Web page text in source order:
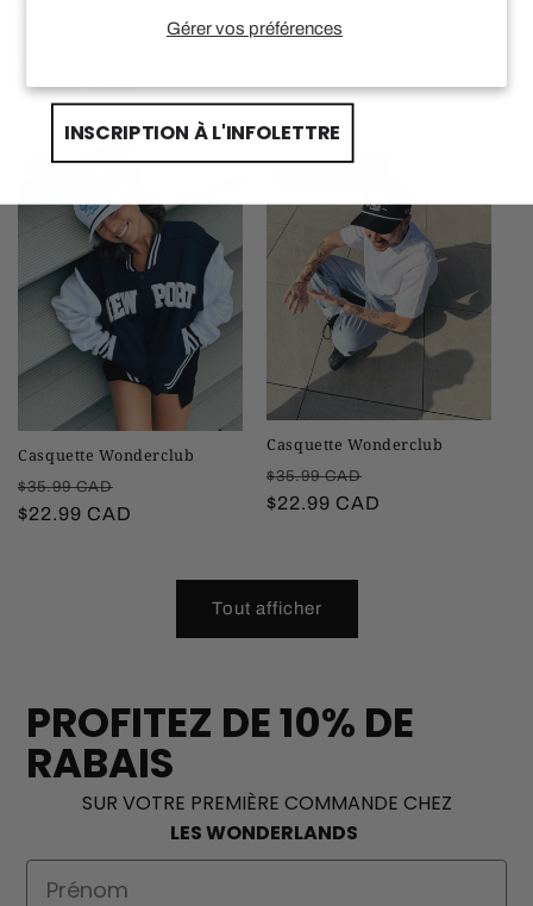
Gérer vos préférences
habituel
promotionnel
$34.99 CAD
Prix
Casquette Wonderclub
Prix
habituel
$35.99 CAD
promotionnel
$22.99 CAD
Casquette Wonderclub
Prix
habituel
$35.99 CAD
promotionnel
$22.99 CAD
Tout afficher
PROFITEZ DE 10% DE
RABAIS
SUR VOTRE PREMIÈRE COMMANDE CHEZ
LES WONDERLANDS
First Name
INSCRIPTION À L'INFOLETTRE